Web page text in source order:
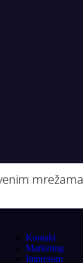
mrežama
Kontakt
Marketing
Impresum